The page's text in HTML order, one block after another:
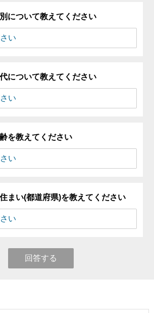
について教えてください
について教えてください
を教えてください
まい(都道府県)を教えてください
回答する